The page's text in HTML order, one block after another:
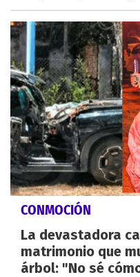
CONMOCIÓN
La devastadora
matrimonio que
árbol: "No sé